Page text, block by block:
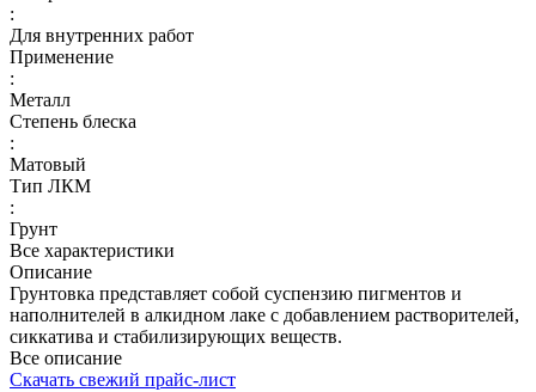
:
Для внутренних работ
Применение
:
Металл
Степень блеска
:
Матовый
Тип ЛКМ
:
Грунт
Все характеристики
Описание
Грунтовка представляет собой суспензию пигментов и
наполнителей в алкидном лаке с добавлением растворителей,
сиккатива и стабилизирующих веществ.
Все описание
Скачать свежий прайс-лист